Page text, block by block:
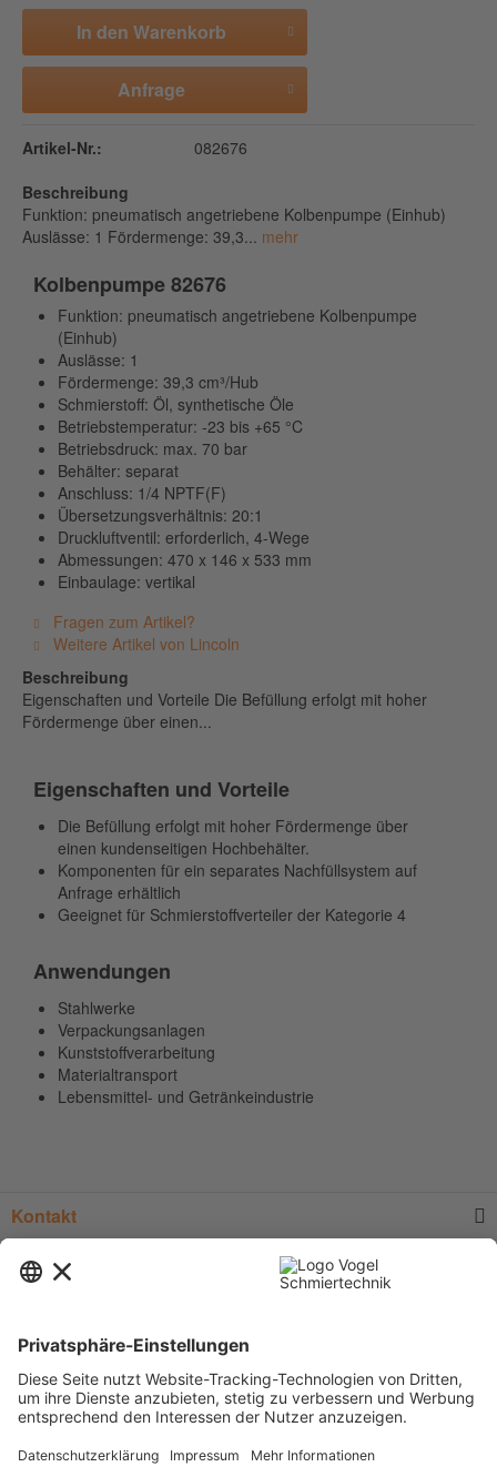
In den Warenkorb
Anfrage
Artikel-Nr.:
082676
Beschreibung
Funktion: pneumatisch angetriebene Kolbenpumpe (Einhub)
Auslässe: 1 Fördermenge: 39,3... mehr
Kolbenpumpe 82676
Funktion: pneumatisch angetriebene Kolbenpumpe
(Einhub)
Auslässe: 1
Fördermenge: 39,3 cm³/Hub
Schmierstoff: Öl, synthetische Öle
Betriebstemperatur: -23 bis +65 °C
Betriebsdruck: max. 70 bar
Behälter: separat
Anschluss: 1/4 NPTF(F)
Übersetzungsverhältnis: 20:1
Druckluftventil: erforderlich, 4-Wege
Abmessungen: 470 x 146 x 533 mm
Einbaulage: vertikal
Fragen zum Artikel?
Weitere Artikel von Lincoln
Beschreibung
Eigenschaften und Vorteile Die Befüllung erfolgt mit hoher
Fördermenge über einen...
Eigenschaften und Vorteile
Die Befüllung erfolgt mit hoher Fördermenge über
einen kundenseitigen Hochbehälter.
Komponenten für ein separates Nachfüllsystem auf
Anfrage erhältlich
Geeignet für Schmierstoffverteiler der Kategorie 4
Anwendungen
Stahlwerke
Verpackungsanlagen
Kunststoffverarbeitung
Materialtransport
Lebensmittel- und Getränkeindustrie
Kontakt
Service
Newsletter